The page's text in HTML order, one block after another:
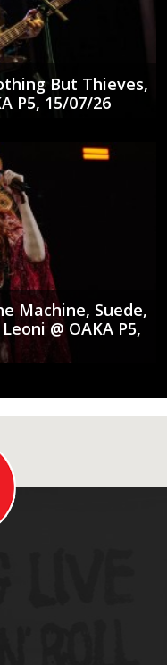
But Thieves,
P5, 15/07/26
Machine, Suede,
@ ΟΑΚΑ P5,